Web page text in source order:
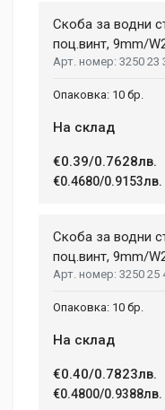
Скоба за водни
поц.винт, 9mm/
3250 23
10 бр.
На склад
€0.39/0.7628лв.
€0.4680/
Скоба за водни
поц.винт, 9mm/
3250 25
10 бр.
На склад
€0.40/0.7823лв.
€0.4800/